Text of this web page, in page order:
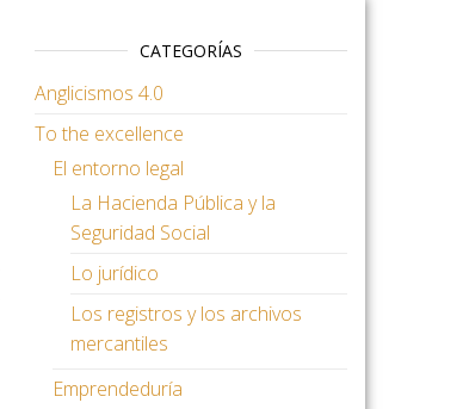
CATEGORÍAS
Anglicismos 4.0
To the excellence
El entorno legal
La Hacienda Pública y la
Seguridad Social
Lo jurídico
Los registros y los archivos
mercantiles
Emprendeduría